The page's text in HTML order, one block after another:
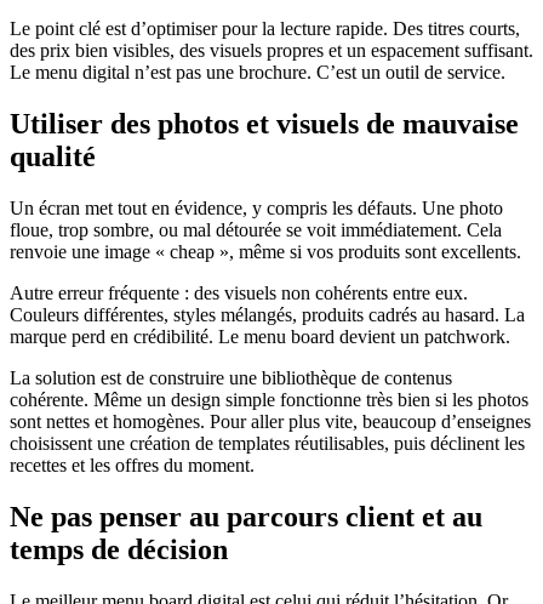
Le point clé est d’optimiser pour la lecture rapide. Des titres courts,
des prix bien visibles, des visuels propres et un espacement suffisant.
Le menu digital n’est pas une brochure. C’est un outil de service.
Utiliser des photos et visuels de mauvaise
qualité
Un écran met tout en évidence, y compris les défauts. Une photo
floue, trop sombre, ou mal détourée se voit immédiatement. Cela
renvoie une image « cheap », même si vos produits sont excellents.
Autre erreur fréquente : des visuels non cohérents entre eux.
Couleurs différentes, styles mélangés, produits cadrés au hasard. La
marque perd en crédibilité. Le menu board devient un patchwork.
La solution est de construire une bibliothèque de contenus
cohérente. Même un design simple fonctionne très bien si les photos
sont nettes et homogènes. Pour aller plus vite, beaucoup d’enseignes
choisissent une création de templates réutilisables, puis déclinent les
recettes et les offres du moment.
Ne pas penser au parcours client et au
temps de décision